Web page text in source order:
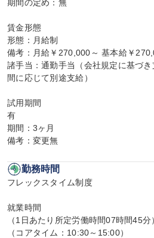
期間の定め：無
賃金形態
形態：月給制
備考：月給￥270,000～ 基本給￥
諸手当：通勤手当（会社規定に基づ
間に応じて別途支給）
試用期間
有
期間：3ヶ月
備考：変更無
勤務時間
フレックスタイム制度
就業時間
（1日あたり所定労働時間07時間45
（コアタイム：10:30～15:00）